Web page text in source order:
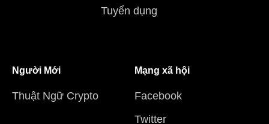
Tuyển dụng
Người Mới
Thuật Ngữ Crypto
Mạng xã hội
Facebook
Twitter